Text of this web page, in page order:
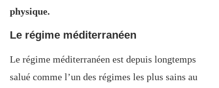
physique.
Le régime méditerranéen
Le régime méditerranéen est depuis longtemps
salué comme l’un des régimes les plus sains au